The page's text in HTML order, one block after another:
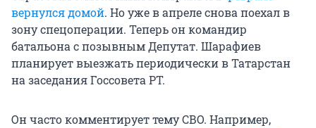
вернулся домой. Но уже в апреле снова поехал в
зону спецоперации. Теперь он командир
батальона с позывным Депутат. Шарафиев
планирует выезжать периодически в Татарстан
на заседания Госсовета РТ.
Он часто комментирует тему СВО. Например,